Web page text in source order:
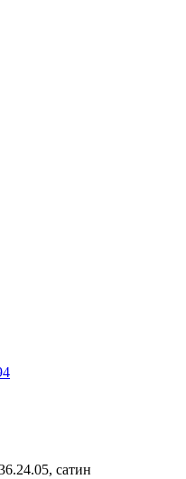
сатин